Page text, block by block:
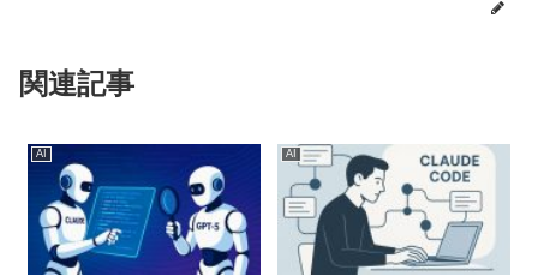
関連記事
AI AI